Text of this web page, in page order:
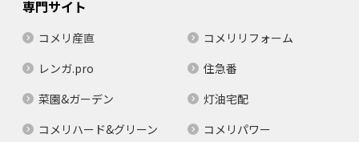
専門サイト
コメリ産直
コメリリフォーム
レンガ.pro
住急番
菜園&ガーデン
灯油宅配
コメリハード&グリーン
コメリパワー